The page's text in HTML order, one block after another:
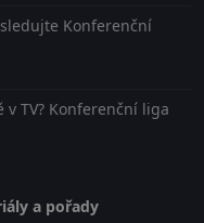
Konferenční
v TV? Konferenční liga
a pořady